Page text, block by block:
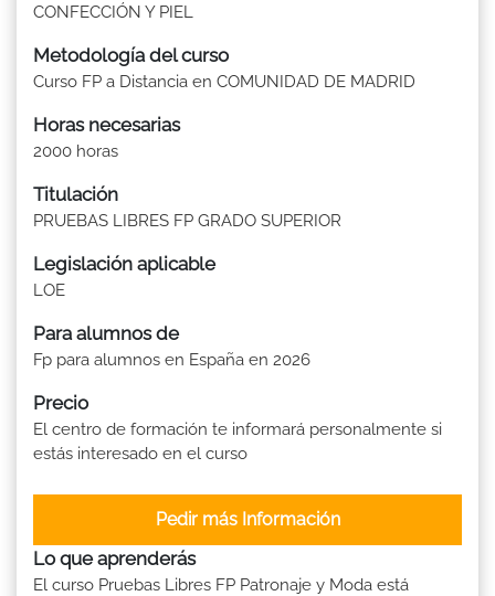
CONFECCIÓN Y PIEL
Metodología del curso
Curso FP a Distancia en COMUNIDAD DE MADRID
Horas necesarias
2000 horas
Titulación
PRUEBAS LIBRES FP GRADO SUPERIOR
Legislación aplicable
LOE
Para alumnos de
Fp para alumnos en España en 2026
Precio
El centro de formación te informará personalmente si
estás interesado en el curso
Pedir más Información
Lo que aprenderás
El curso Pruebas Libres FP Patronaje y Moda está